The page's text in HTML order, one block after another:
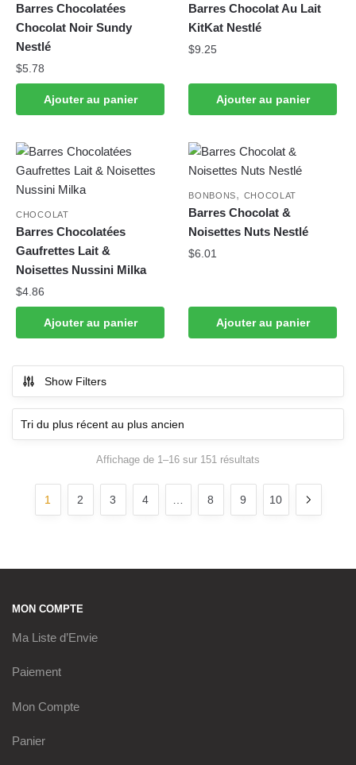
Barres Chocolatées
Chocolat Noir Sundy
Nestlé
$5.78
Ajouter au panier
Barres Chocolat Au Lait
KitKat Nestlé
$9.25
Ajouter au panier
CHOCOLAT
Barres Chocolatées
Gaufrettes Lait &
Noisettes Nussini Milka
$4.86
Ajouter au panier
BONBONS, CHOCOLAT
Barres Chocolat &
Noisettes Nuts Nestlé
$6.01
Ajouter au panier
Show Filters
Affichage de 1–16 sur 151 résultats
1 2 3 4 8 9 10
MON COMPTE
Ma Liste d’Envie
Paiement
Mon Compte
Panier